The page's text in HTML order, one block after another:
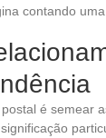
contando
é semear